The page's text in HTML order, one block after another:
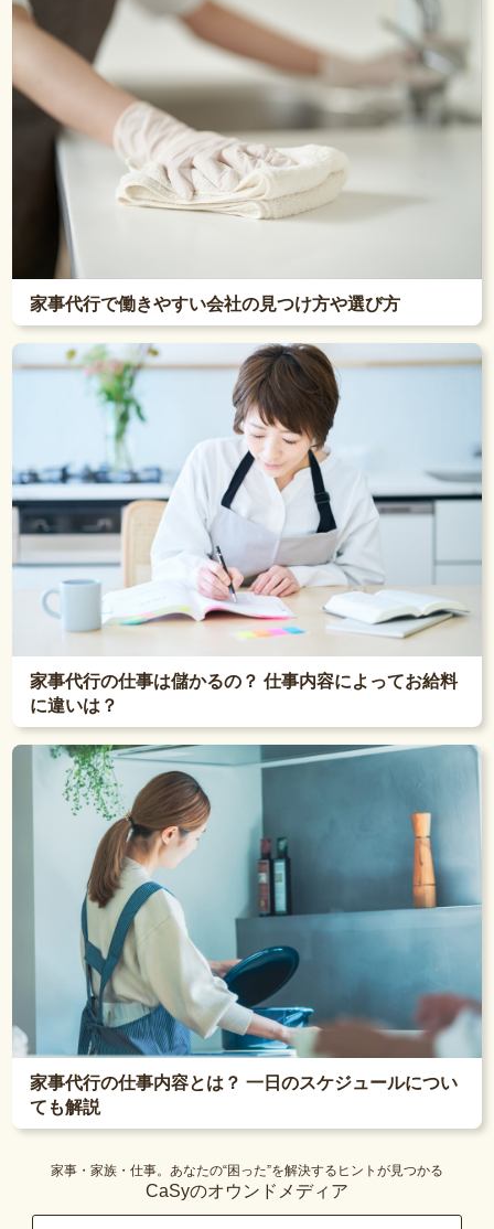
家事代行で働きやすい会社の見つけ方や選び方
家事代行の仕事は儲かるの？ 仕事内容によってお給料
に違いは？
家事代行の仕事内容とは？ 一日のスケジュールについ
ても解説
家事・家族・仕事。あなたの“困った”を解決するヒントが見つかる
CaSyのオウンドメディア